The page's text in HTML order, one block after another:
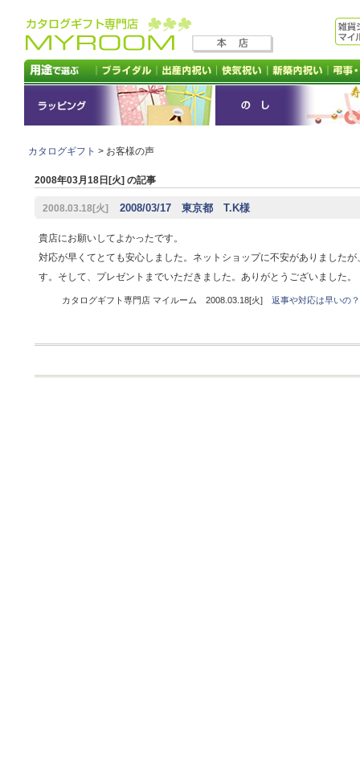
カタログギフト > お客様の声
2008年03月18日[火] の記事
2008.03.18[火] 2008/03/17 東京都 T.K様
貴店にお願いしてよかったです。
対応が早くてとても安心しました。ネットショップに不安がありました
す。そして、プレゼントまでいただきました。ありがとうございました。
カタログギフト専門店 マイルーム 2008.03.18[火] 返事や対応は早いの？